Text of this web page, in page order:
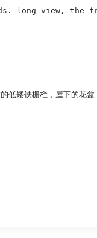
long view, the
矮铁栅栏，屋下的花盆